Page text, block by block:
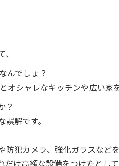
んでしょ？
オシャレなキッチンや広い家
？
解です。
防犯カメラ、強化ガラスなど